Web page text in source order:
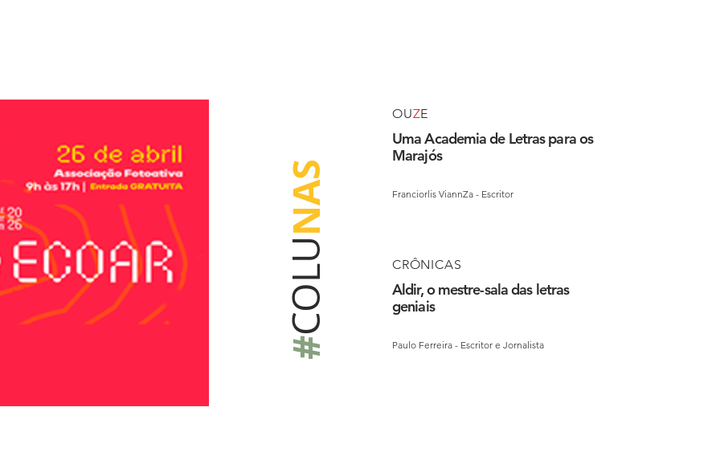
#
COLU
NAS
OUZE
Uma Academia de Letras para os
Marajós
Franciorlis ViannZa - Escritor
CRÔNICAS
Aldir, o mestre-sala das letras
geniais
Paulo Ferreira - Escritor e Jornalista